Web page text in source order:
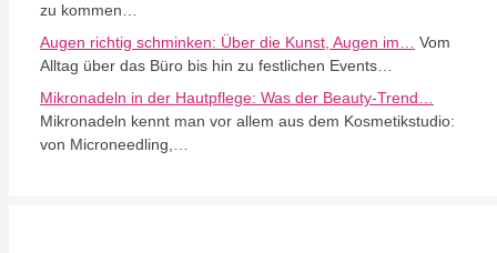
zu kommen…
Augen richtig schminken: Über die Kunst, Augen im…
Vom
Alltag über das Büro bis hin zu festlichen Events…
Mikronadeln in der Hautpflege: Was der Beauty-Trend…
Mikronadeln kennt man vor allem aus dem Kosmetikstudio:
von Microneedling,…